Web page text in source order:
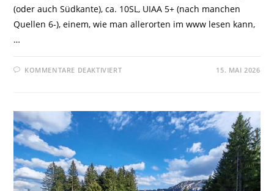
(oder auch Südkante), ca. 10SL, UIAA 5+ (nach manchen
Quellen 6-), einem, wie man allerorten im www lesen kann,
…
KOMMENTARE DEAKTIVIERT 15. MAI 2026